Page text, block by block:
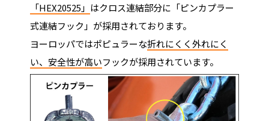
「HEX20525」 はクロス連結部分に「ピンカプラー
式連結フック」が採用されております。
ヨーロッパではポピュラーな折れにくく外れにく
い、安全性が高いフックが採用されています。